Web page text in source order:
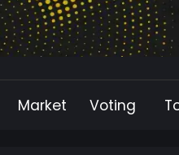
Market Voting